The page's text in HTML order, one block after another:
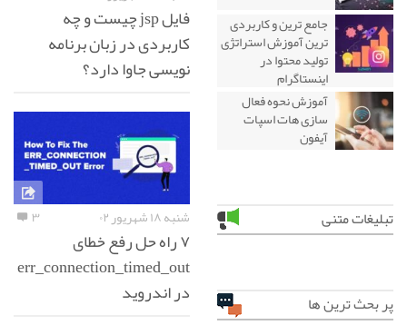
جامع ترین و کاربردی
ترین آموزش استراتژی
تولید محتوا در
اینستاگرام
آموزش نحوه فعال
سازی هات اسپات
آیفون
تبلیغات متنی
پر بحث ترین ها
فایل jsp چیست و چه
کاربردی در زبان برنامه
نویسی جاوا دارد؟
شنبه ۱۸ شهریور ۰۲ ۳
۷ راه حل رفع خطای
err_connection_timed_out
در اندروید